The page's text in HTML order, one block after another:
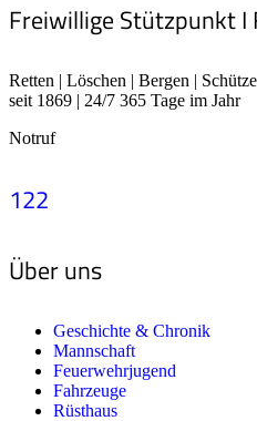
Freiwillige Stützpunkt
Retten | Löschen | Bergen |
seit 1869 | 24/7 365 Tage im Jahr
Notruf
122
Über uns
Geschichte & Chronik
Mannschaft
Feuerwehrjugend
Fahrzeuge
Rüsthaus